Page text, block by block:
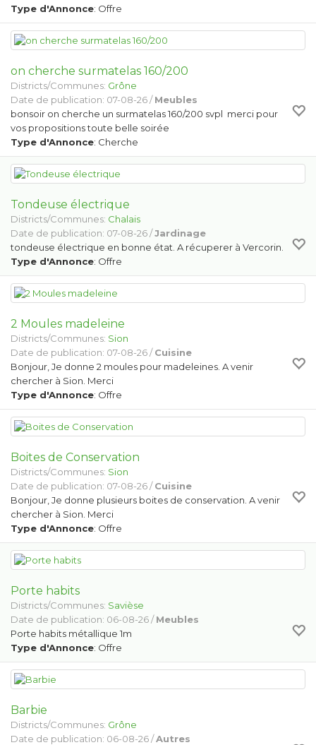
Type d'Annonce: Offre
on cherche surmatelas 160/200
Districts/Communes: Grône
Date de publication: 07-08-26 /Meubles
bonsoir on cherche un surmatelas 160/200 svpl merci pour
vos propositions toute belle soirée
Type d'Annonce: Cherche
Tondeuse électrique
Districts/Communes: Chalais
Date de publication: 07-08-26 /Jardinage
tondeuse électrique en bonne état. A récuperer à Vercorin.
Type d'Annonce: Offre
2 Moules madeleine
Districts/Communes: Sion
Date de publication: 07-08-26 /Cuisine
Bonjour, Je donne 2 moules pour madeleines. A venir
chercher à Sion. Merci
Type d'Annonce: Offre
Boites de Conservation
Districts/Communes: Sion
Date de publication: 07-08-26 /Cuisine
Bonjour, Je donne plusieurs boites de conservation. A venir
chercher à Sion. Merci
Type d'Annonce: Offre
Porte habits
Districts/Communes: Savièse
Date de publication: 06-08-26 /Meubles
Porte habits métallique 1m
Type d'Annonce: Offre
Barbie
Districts/Communes: Grône
Date de publication: 06-08-26 /Autres